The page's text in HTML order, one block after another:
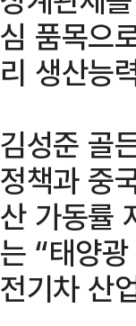
심 품목으
리 생산능
김성준 골
정책과 중
산 가동률
는 “태양
전기차 산